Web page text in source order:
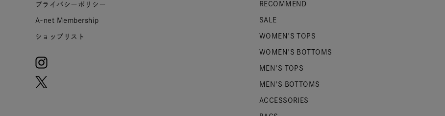
プライバシーポリシー
A-net Membership
ショップリスト
RECOMMEND
SALE
WOMEN'S TOPS
WOMEN'S BOTTOMS
MEN'S TOPS
MEN'S BOTTOMS
ACCESSORIES